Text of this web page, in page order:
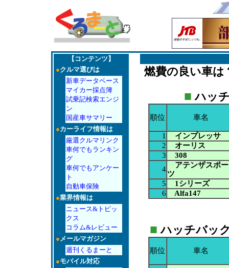
【コンテンツ】
●クルマ選びは
新車データベース
マイカー採点簿
試乗記検索エンジ
ン
国産車サマリー
●カーライフ情報は
厳選クルマリンク
車何でもランキン
グ
車何でもアンケー
ト
自動車保険
●業界情報は
ニュース&トピッ
クス
コラム&レビュー
●メールマガジン
週刊くるまーと
●モバイル対応
燃費の良い車は
■ ハッ
順位 車名
1
インプレッサ
2
オーリス
3
308
4
アテンザスポー
ツ
5
1シリーズ
6
Alfa147
■ ハッチバッ
順位 車名